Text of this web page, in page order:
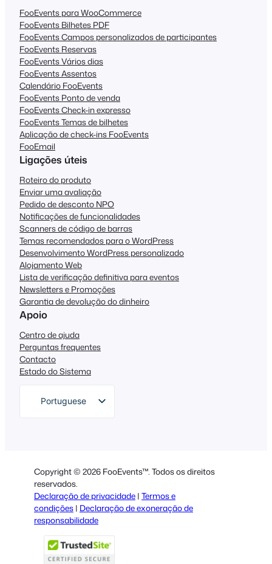
FooEvents para WooCommerce
FooEvents Bilhetes PDF
FooEvents Campos personalizados de participantes
FooEvents Reservas
FooEvents Vários dias
FooEvents Assentos
Calendário FooEvents
FooEvents Ponto de venda
FooEvents Check-in expresso
FooEvents Temas de bilhetes
Aplicação de check-ins FooEvents
FooEmail
Ligações úteis
Roteiro do produto
Enviar uma avaliação
Pedido de desconto NPO
Notificações de funcionalidades
Scanners de código de barras
Temas recomendados para o WordPress
Desenvolvimento WordPress personalizado
Alojamento Web
Lista de verificação definitiva para eventos
Newsletters e Promoções
Garantia de devolução do dinheiro
Apoio
Centro de ajuda
Perguntas frequentes
Contacto
Estado do Sistema
Portuguese
English
Spanish
Italian
French
Polish
Greek
Copyright © 2026 FooEvents™. Todos os direitos
reservados.
Declaração de privacidade | Termos e
condições | Declaração de exoneração de
responsabilidade